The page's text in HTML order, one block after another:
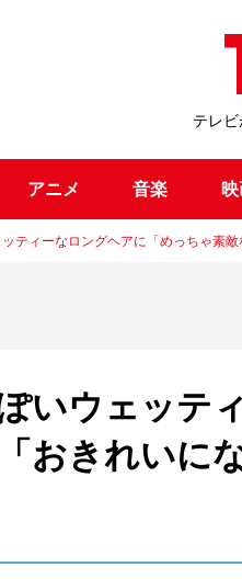
テレ
アニメ 音楽
ティーなロングヘアに「めっちゃ素
いウェッテ
おきれいに